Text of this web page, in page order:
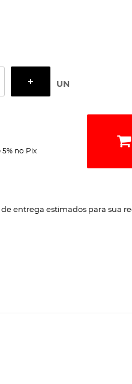
UN
5% no Pix
entrega estimados para sua